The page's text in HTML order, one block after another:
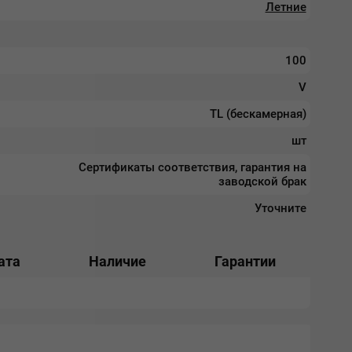
Летние
100
V
TL (бескамерная)
шт
Сертификаты соответствия, гарантия на
заводской брак
Уточните
Наличие Гарантии